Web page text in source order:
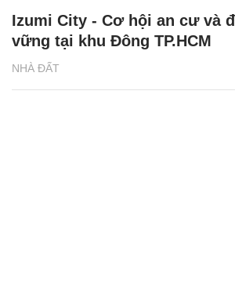
NHÀ ĐẤT
Izumi City - Cơ hội an cư và
vững tại khu Đông TP.HCM